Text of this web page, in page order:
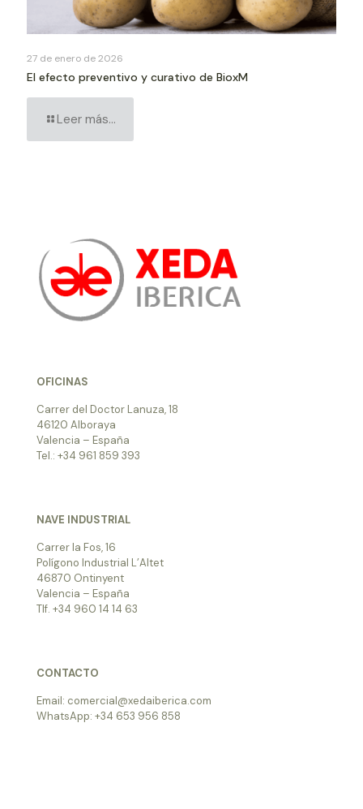
27 de enero de 2026
El efecto preventivo y curativo de BioxM
Leer más...
OFICINAS
Carrer del Doctor Lanuza, 18
46120 Alboraya
Valencia – España
Tel.: +34 961 859 393
NAVE INDUSTRIAL
Carrer la Fos, 16
Polígono Industrial L’Altet
46870 Ontinyent
Valencia – España
Tlf. +34 960 14 14 63
CONTACTO
Email: comercial@xedaiberica.com
WhatsApp: +34 653 956 858